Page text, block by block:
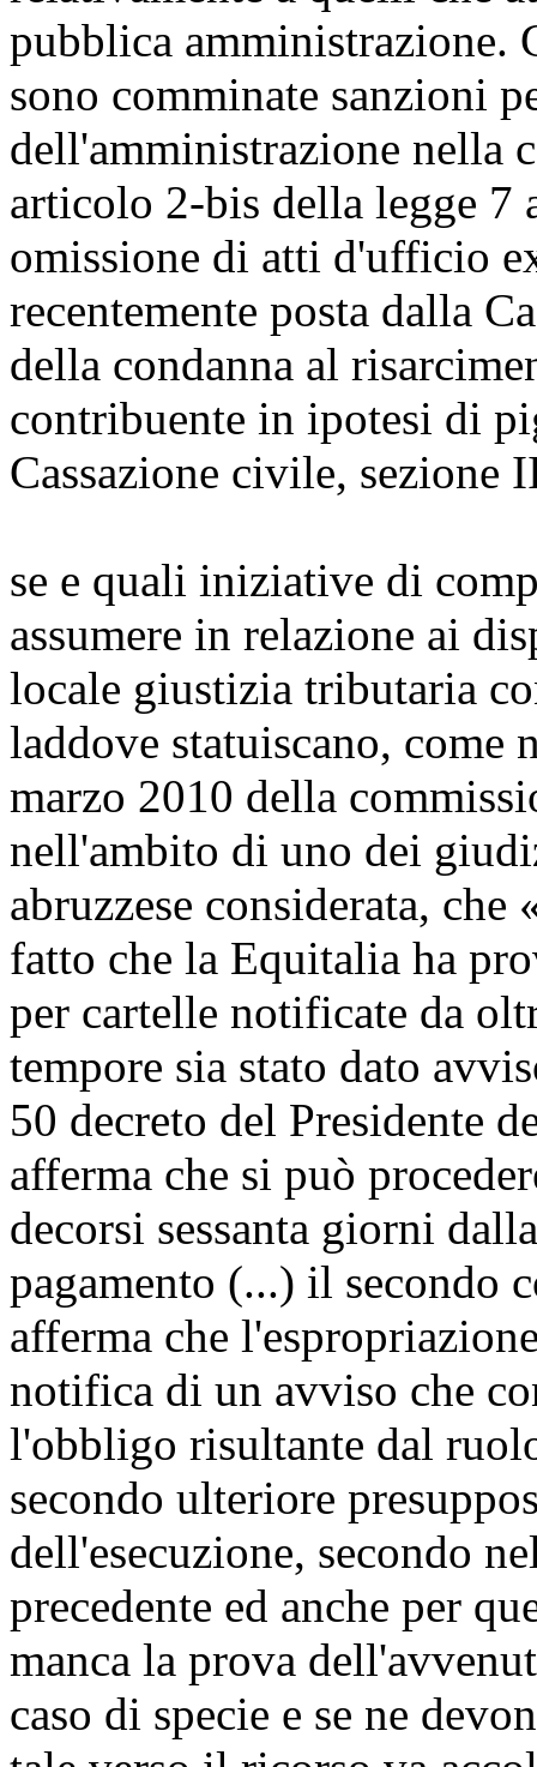
pubblica amministrazione.
sono comminate sanzioni
dell'amministrazione nella
articolo 2-bis della legge 7
omissione di atti d'ufficio
recentemente posta dalla
della condanna al
contribuente in ipotesi di
Cassazione civile, sezione
se e quali iniziative di
assumere in relazione ai
locale giustizia tributaria
laddove statuiscano, come
marzo 2010 della
nell'ambito di uno dei
abruzzese considerata,
fatto che la Equitalia ha
per cartelle notificate da
tempore sia stato dato
50 decreto del Presidente
afferma che si può
decorsi sessanta giorni
pagamento (...) il secondo
afferma che
notifica di un avviso che
l'obbligo risultante dal
secondo ulteriore
dell'esecuzione, secondo
precedente ed anche per
manca la prova
caso di specie e se ne